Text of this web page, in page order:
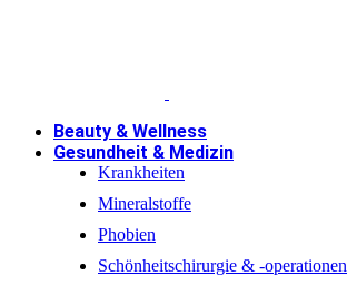
Beauty & Wellness
Gesundheit & Medizin
Krankheiten
Mineralstoffe
Phobien
Schönheitschirurgie & -operationen